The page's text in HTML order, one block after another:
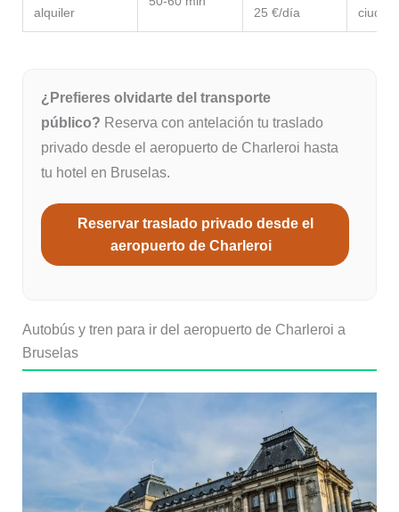
alquiler
25 €/día
¿Prefieres olvidarte del transporte
público? Reserva con antelación tu traslado
privado desde el aeropuerto de Charleroi hasta
tu hotel en Bruselas.
Reservar traslado privado desde el
aeropuerto de Charleroi
Autobús y tren para ir del aeropuerto de Charleroi a
Bruselas